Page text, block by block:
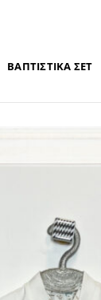
ΒΑΠΤΙΣΤΙΚΑ ΣΕΤ